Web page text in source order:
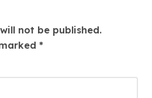
not be published.
*